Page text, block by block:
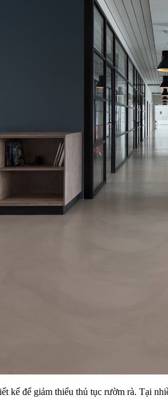
kế để giảm thiểu thủ tục rườm rà. Tại